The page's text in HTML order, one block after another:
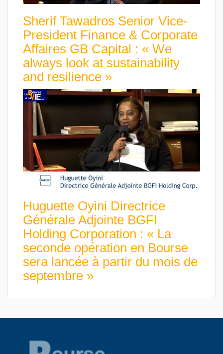
Sherif Tawadros Senior Vice-
President Finance & Corporate
Affaires GB Capital : « We
always look at sustainability
and resilience »
Huguette Oyini Directrice
Générale Adjointe BGFI
Holding Corporation : « La
seconde opération en Bourse
sera lancée à partir du mois de
septembre »